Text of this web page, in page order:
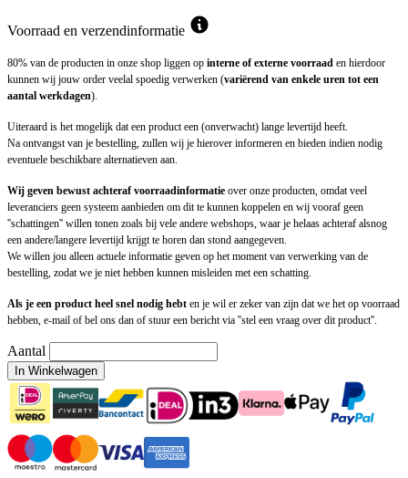
Voorraad en verzendinformatie
80% van de producten in onze shop liggen op interne of externe voorraad en hierdoor
kunnen wij jouw order veelal spoedig verwerken (variërend van enkele uren tot een
aantal werkdagen).
Uiteraard is het mogelijk dat een product een (onverwacht) lange levertijd heeft.
Na ontvangst van je bestelling, zullen wij je hierover informeren en bieden indien nodig
eventuele beschikbare alternatieven aan.
Wij geven bewust achteraf voorraadinformatie over onze producten, omdat veel
leveranciers geen systeem aanbieden om dit te kunnen koppelen en wij vooraf geen
''schattingen'' willen tonen zoals bij vele andere webshops, waar je helaas achteraf alsnog
een andere/langere levertijd krijgt te horen dan stond aangegeven.
We willen jou alleen actuele informatie geven op het moment van verwerking van de
bestelling, zodat we je niet hebben kunnen misleiden met een schatting.
Als je een product heel snel nodig hebt en je wil er zeker van zijn dat we het op voorraad
hebben, e-mail of bel ons dan of stuur een bericht via ''stel een vraag over dit product''.
Aantal
In Winkelwagen